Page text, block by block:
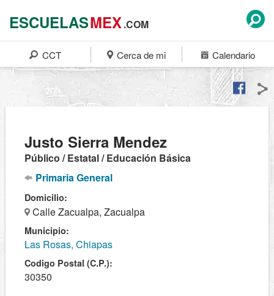
ESCUELASMEX.COM
CCT Cerca de mi Calendario
Justo Sierra Mendez
Público / Estatal / Educación Básica
Primaria General
Domicilio:
Calle Zacualpa, Zacualpa
Municipio:
Las Rosas, Chiapas
Codigo Postal (C.P.):
30350